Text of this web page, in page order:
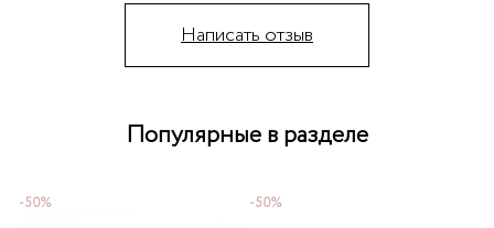
Написать отзыв
Популярные в разделе
-50% -50%